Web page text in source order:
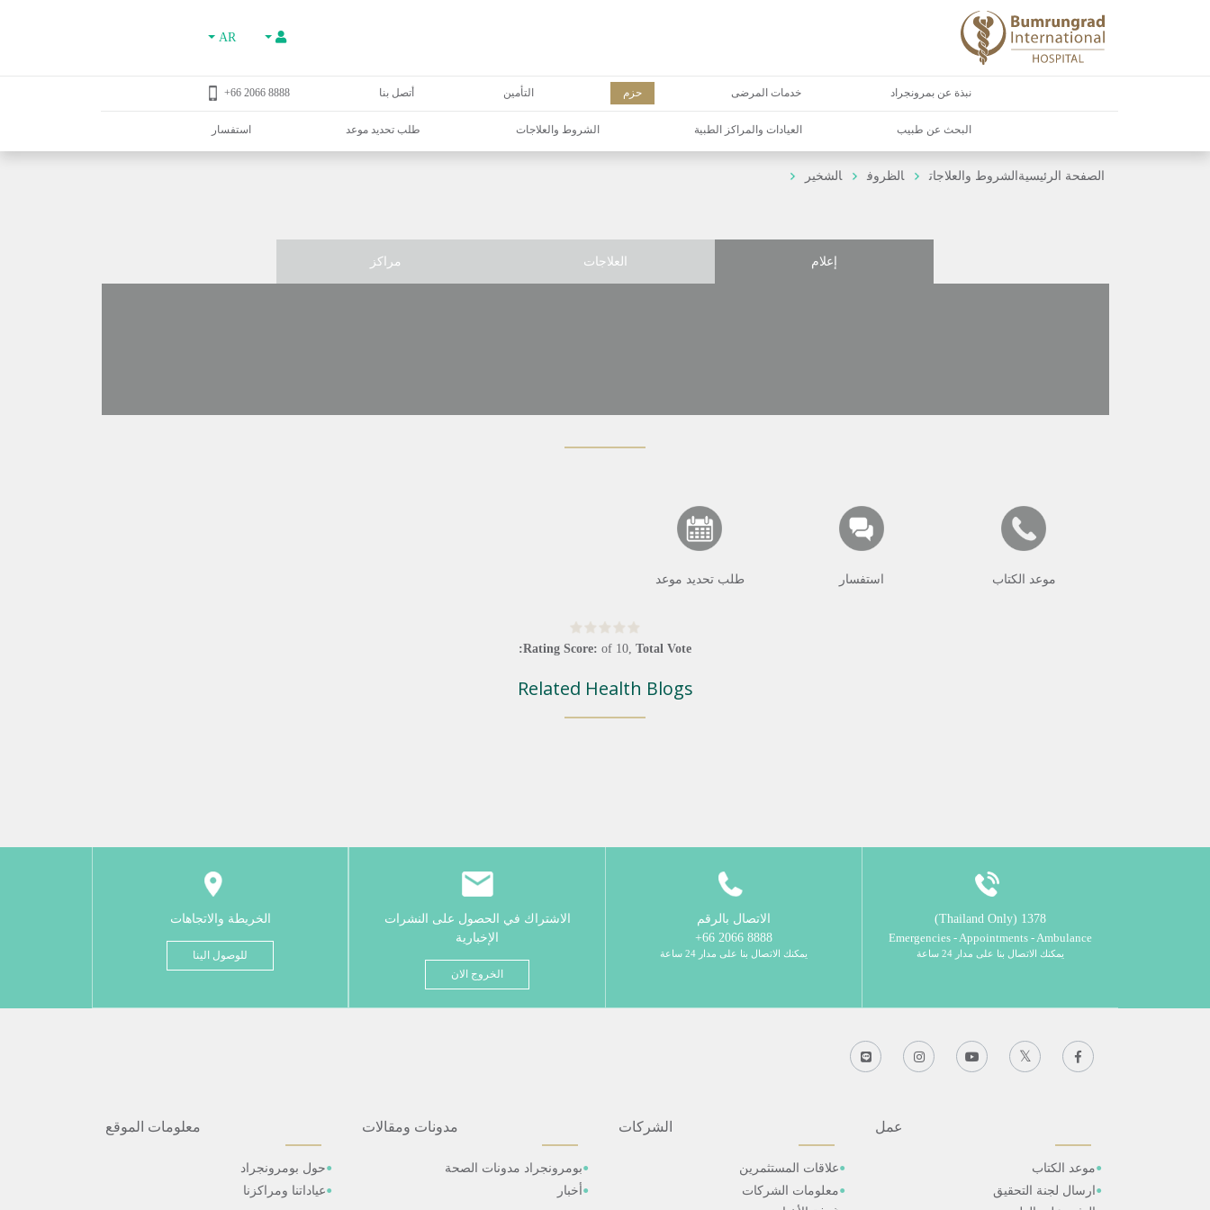
AR
نبذة عن بمرونجراد خدمات المرضى حزم التأمين أتصل بنا 8888 2066 66+
البحث عن طبيب العيادات والمراكز الطبية الشروط والعلاجات طلب تحديد موعد استفسار
الصفحة الرئيسية الشروط والعلاجات الظروف الشخير
إعلام العلاجات مراكز
موعد الكتاب استفسار طلب تحديد موعد
Rating Score: of 10 Total Vote:
Related Health Blogs
1378 (Thailand Only)
Emergencies - Appointments - Ambulance
يمكنك الاتصال بنا على مدار 24 ساعة
الاتصال بالرقم
8888 2066 66+
يمكنك الاتصال بنا على مدار 24 ساعة
الاشتراك في الحصول على النشرات
الإخبارية
الخروج الان
الخريطة والاتجاهات
للوصول الينا
عمل
موعد الكتاب
ارسال لجنة التحقيق
الشركات
علاقات المستثمرين
معلومات الشركات
مدونات ومقالات
بومرونجراد مدونات الصحة
أخبار
معلومات الموقع
حول بومرونجراد
عياداتنا ومراكزنا